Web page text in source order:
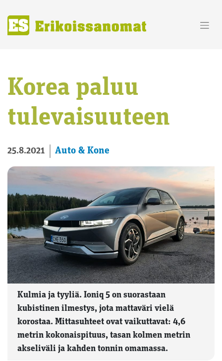
content
Korea paluu
tulevaisuuteen
25.8.2021 Auto & Kone
Kulmia ja tyyliä. Ioniq 5 on suorastaan
kubistinen ilmestys, jota mattaväri vielä
korostaa. Mittasuhteet ovat vaikuttavat: 4,6
metrin kokonaispituus, tasan kolmen metrin
akseliväli ja kahden tonnin omamassa.